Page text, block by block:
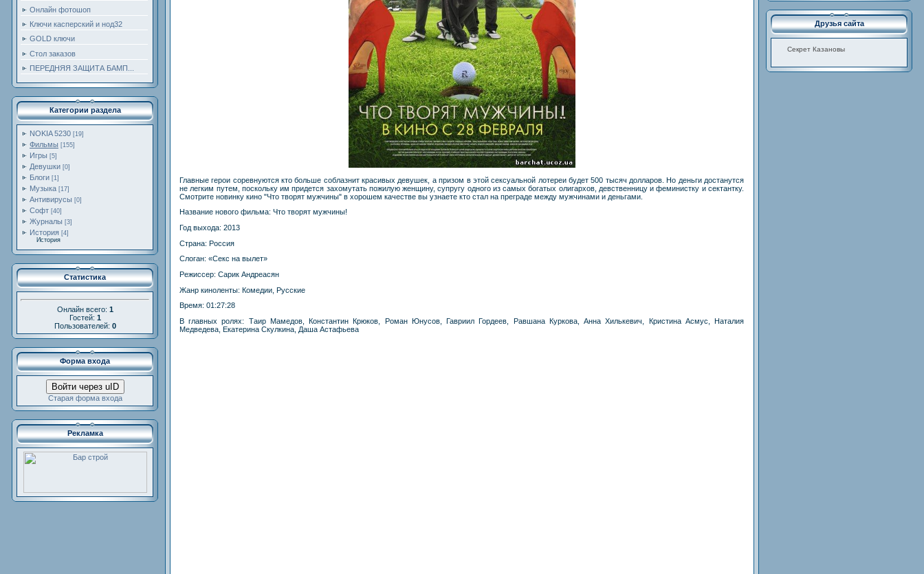
Онлайн фотошоп
Ключи касперский и нод32
GOLD ключи
Стол заказов
ПЕРЕДНЯЯ ЗАЩИТА БАМП...
Категории раздела
NOKIA 5230 [19]
Фильмы [155]
Игры [5]
Девушки [0]
Блоги [1]
Музыка [17]
Антивирусы [0]
Софт [40]
Журналы [3]
История [4]
История
Статистика
Онлайн всего: 1
Гостей: 1
Пользователей: 0
Форма входа
Войти через uID
Старая форма входа
Рекламка
Главные герои соревнуются кто больше соблазнит красивых девушек, а призом в этой сексуальной лотереи будет 500 тысяч долларов. Но деньги достанутся
не легким путем, поскольку им придется захомутать пожилую женщину, супругу одного из самых богатых олигархов, девственницу и феминистку и сектантку.
Смотрите новинку кино "Что творят мужчины" в хорошем качестве вы узнаете кто стал на преграде между мужчинами и деньгами.
Название нового фильма: Что творят мужчины!
Год выхода: 2013
Страна: Россия
Слоган: «Секс на вылет»
Режиссер: Сарик Андреасян
Жанр киноленты: Комедии, Русские
Время: 01:27:28
В главных ролях: Таир Мамедов, Константин Крюков, Роман Юнусов, Гавриил Гордеев, Равшана Куркова, Анна Хилькевич, Кристина Асмус, Наталия
Медведева, Екатерина Скулкина, Даша Астафьева
Друзья сайта
Cекрет Казановы